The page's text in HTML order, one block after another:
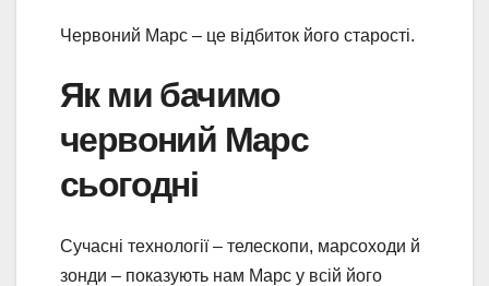
Червоний Марс – це відбиток його старості.
Як ми бачимо
червоний Марс
сьогодні
Сучасні технології – телескопи, марсоходи й
зонди – показують нам Марс у всій його